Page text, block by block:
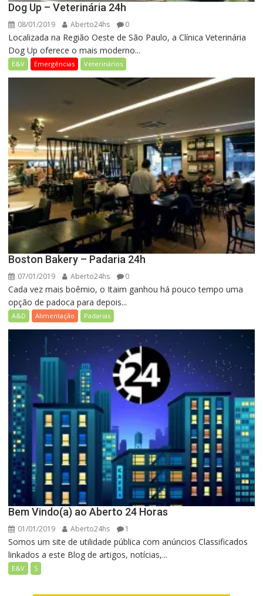
Dog Up – Veterinária 24h
08/01/2019 Aberto24hs 0
Localizada na Região Oeste de São Paulo, a Clínica Veterinária
Dog Up oferece o mais moderno...
E&V Emergências Veterinários
Boston Bakery – Padaria 24h
07/01/2019 Aberto24hs 0
Cada vez mais boêmio, o Itaim ganhou há pouco tempo uma
opção de padoca para depois...
A&D Alimentação Padarias
Bem Vindo(a) ao Aberto 24 Horas
01/01/2019 Aberto24hs 1
Somos um site de utilidade pública com anúncios Classificados
linkados a este Blog de artigos, notícias,...
E&V S